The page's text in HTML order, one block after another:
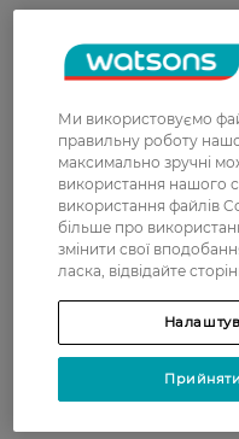
Доставка
У відділення
безкоштовно від
Укрпошта
Вартість
доставка від - 599
Забрати сьогодні
Вартість доставки
Ми використовуємо
правильну роботу
максимально зручні
використання нашого
використання файлів
більше про
змінити свої
ласка, відвідайте